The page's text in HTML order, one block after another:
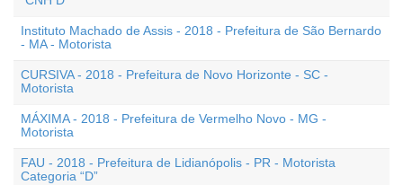
Instituto Machado de Assis - 2018 - Prefeitura de São Bernardo
- MA - Motorista
CURSIVA - 2018 - Prefeitura de Novo Horizonte - SC -
Motorista
MÁXIMA - 2018 - Prefeitura de Vermelho Novo - MG -
Motorista
FAU - 2018 - Prefeitura de Lidianópolis - PR - Motorista
Categoria “D”